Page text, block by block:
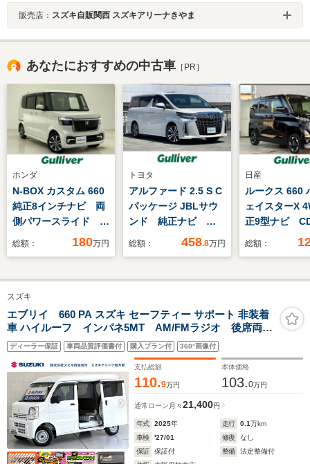
販売店： スズキ自販関西 スズキアリーナきやま
あなたにおすすめの中古車 ［PR］
ホンダ
N-BOX カスタム 660
純正8インチナビ 両
側パワースライド フ
ルセグTV BT バッ
チップアップシート
ホンダセンシングLED
ヘッドライト スマー
トキー
総額： 180万円
トヨタ
アルファード 2.5 S C
パッケージ JBLサウ
ンド 純正ナビ
BT CD 両側電動
ト オートハイビー
トモニター 電格ミラ
ー 純正フロアマッ
ト 電動リアゲート
後席モニター
総額： 458.8万円
日産
ルークス 660
ェイスターX
正9型ナビ
DVD
両側電動ドア
ア リヤシー
ァン シート
ライト
総額：
スズキ
エブリイ 660 PA スズキ セーフティー サポート 非装着
車 ハイルーフ インパネ5MT AM/FMラジオ 後席両側
スライドドア オートライト リヤパーキングセンサ
ー フロアマット マニュアルエアコン アクセサリー
ソケット ドアバイザー マッドフラップ スペアタイ
ディーラー保証 車両品質評価書付 購入プラン付 360°画像付
支払総額
110.9万円
本体価格
103.0万円
通常ローン 月々21,400円
年式 2025年 走行 0.1万km
車検
'27/01 修復
なし
保証
保証付 整備
法定整備付